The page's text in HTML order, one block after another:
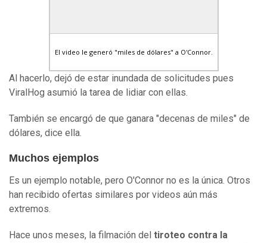
El video le generó "miles de dólares" a O'Connor.
Al hacerlo, dejó de estar inundada de solicitudes pues
ViralHog asumió la tarea de lidiar con ellas.
También se encargó de que ganara "decenas de miles" de
dólares, dice ella.
Muchos ejemplos
Es un ejemplo notable, pero O'Connor no es la única. Otros
han recibido ofertas similares por videos aún más
extremos.
Hace unos meses, la filmación del tiroteo contra la